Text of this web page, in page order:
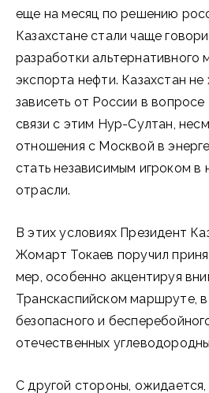
еще на месяц по решению
Казахстане стали чаще
разработки альтернативного
экспорта нефти. Казахстан
зависеть от России в вопросе
связи с этим Нур-Султан,
отношения с Москвой в
стать независимым игроком в
отрасли.
В этих условиях Президент
Жомарт Токаев поручил
мер, особенно акцентируя
Транскаспийском маршруте, в
безопасного и
отечественных
С другой стороны, ожидается,